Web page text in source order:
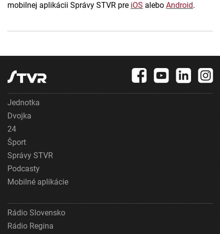
mobilnej aplikácii Správy STVR pre iOS alebo Android.
Jednotka
Dvojka
24
Šport
Správy STVR
Podcasty
Mobilné aplikácie
Rádio Slovensko
Rádio Regina